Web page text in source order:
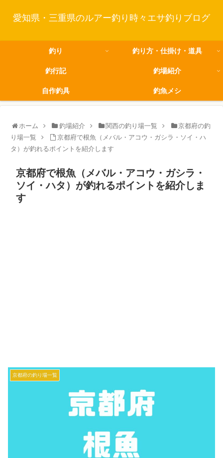
愛知県・三重県のルアー釣り時々エサ釣りブログ
釣り 釣り方・仕掛け・道具
釣行記 釣場紹介
自作釣具 釣魚メシ
ホーム 釣場紹介 関西の釣り場一覧
京都府の釣
り場一覧
京都府で根魚（メバル・アコウ・ガシラ・ソイ・ハ
タ）が釣れるポイントを紹介します
京都府で根魚（メバル・アコウ・ガシラ・
ソイ・ハタ）が釣れるポイントを紹介しま
す
京都府の釣り場一覧